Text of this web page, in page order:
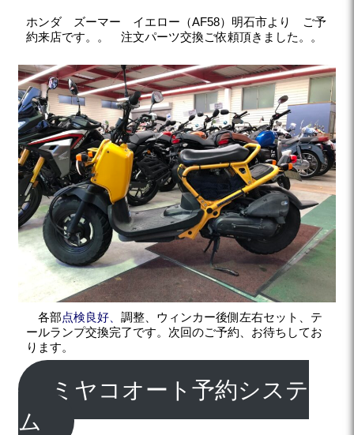
ホンダ ズーマー イエロー（AF58）明石市より ご予
約来店です。。 注文パーツ交換ご依頼頂きました。。
各部点検良好、調整、ウィンカー後側左右セット、テ
ールランプ交換完了です。次回のご予約、お待ちしてお
ります。
ミヤコオート予約システ
ム